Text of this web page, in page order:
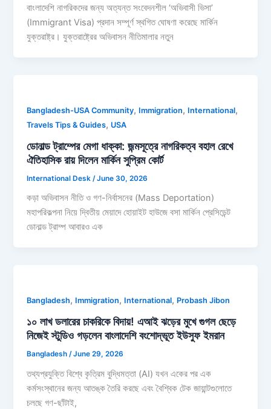
বাংলাদেশি নাগরিকদের জন্য অত্যন্ত সংবেদনশীল ‘অভিবাসী ভিসা’
(Immigrant Visa) প্রদান সম্পূর্ণ স্থগিত ঘোষণা করেছে মার্কিন
যুক্তরাষ্ট্র। যুক্তরাষ্ট্রের অভিবাসন নীতিমালার নতুন
Bangladesh-USA Community, Immigration, International,
Travels Tips & Guides, USA
ডোনাল্ড ট্রাম্পের মেগা ধাক্কা: জন্মসূত্রে নাগরিকত্ব বহাল রেখে
ঐতিহাসিক রায় দিলেন মার্কিন সুপ্রিম কোর্ট
International Desk /June 30, 2026
কড়া অভিবাসন নীতি ও গণ-নির্বাসনের (Mass Deportation)
মহাপরিকল্পনা নিয়ে দ্বিতীয় মেয়াদে হোয়াইট হাউজে বসা মার্কিন প্রেসিডেন্ট
ডোনাল্ড ট্রাম্প আবারও এক
Bangladesh, Immigration, International, Probash Jibon
১০ লাখ ডলারের চাকরিকে বিদায়! এআই ঝড়ের মুখে গুগল ছেড়ে
নিজেই স্টুডিও গড়লেন বাংলাদেশি বংশোদ্ভূত ইউসুফ ইমরান
Bangladesh/June 29, 2026
তথ্যপ্রযুক্তি বিশ্বে কৃত্রিম বুদ্ধিমত্তা (AI) যখন একের পর এক
কর্মসংস্থানের জন্য আতঙ্ক তৈরি করছে এবং বৈশ্বিক টেক জায়ান্টগুলোতে
চলছে গণ-ছাঁটাই,